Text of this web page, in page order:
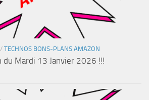
/ TECHNOS BONS-PLANS AMAZON
du Mardi 13 Janvier 2026 !!!